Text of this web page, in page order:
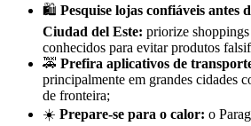
🛍️ Pesquise lojas confiáveis antes
Ciudad del Este: priorize
conhecidos para evitar produtos
🚕 Prefira aplicativos de
principalmente em grandes cidades
de fronteira;
☀️ Prepare-se para o calor: o